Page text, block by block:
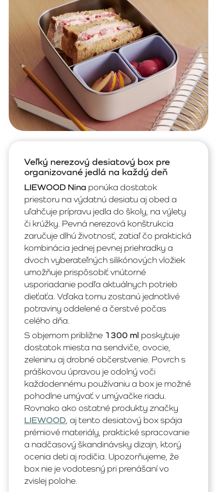
Veľký nerezový desiatový box pre
organizované jedlá na každý deň
LIEWOOD Nina ponúka dostatok
priestoru na výdatnú desiatu aj obed a
uľahčuje prípravu jedla do školy, na výlety
či krúžky. Pevná nerezová konštrukcia
zaručuje dlhú životnosť, zatiaľ čo praktická
kombinácia jednej pevnej priehradky a
dvoch vyberateľných silikónových vložiek
umožňuje prispôsobiť vnútorné
usporiadanie podľa aktuálnych potrieb
dieťaťa. Vďaka tomu zostanú jednotlivé
potraviny oddelené a čerstvé počas
celého dňa.
S objemom približne 1300 ml poskytuje
dostatok miesta na sendviče, ovocie,
zeleninu aj drobné občerstvenie. Povrch s
práškovou úpravou je odolný voči
každodennému používaniu a box je možné
pohodlne umývať v umývačke riadu.
Rovnako ako ostatné produkty značky
LIEWOOD , aj tento desiatový box spája
prémiové materiály, praktické spracovanie
a nadčasový škandinávsky dizajn, ktorý
ocenia deti aj rodičia. Upozorňujeme, že
box nie je vodotesný pri prenášaní vo
zvislej polohe.